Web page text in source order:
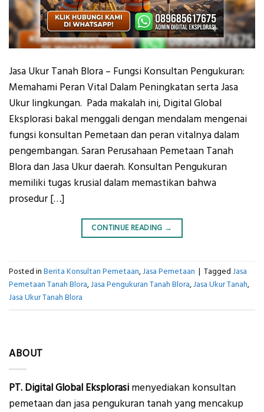
Jasa Ukur Tanah Blora – Fungsi Konsultan Pengukuran:
Memahami Peran Vital Dalam Peningkatan serta Jasa
Ukur lingkungan. Pada makalah ini, Digital Global
Eksplorasi bakal menggali dengan mendalam mengenai
fungsi konsultan Pemetaan dan peran vitalnya dalam
pengembangan. Saran Perusahaan Pemetaan Tanah
Blora dan Jasa Ukur daerah. Konsultan Pengukuran
memiliki tugas krusial dalam memastikan bahwa
prosedur […]
CONTINUE READING →
Posted in Berita Konsultan Pemetaan,Jasa Pemetaan | Tagged Jasa
Pemetaan Tanah Blora,Jasa Pengukuran Tanah Blora,Jasa Ukur Tanah,
Jasa Ukur Tanah Blora
ABOUT
PT. Digital Global Eksplorasi menyediakan konsultan
pemetaan dan jasa pengukuran tanah yang mencakup